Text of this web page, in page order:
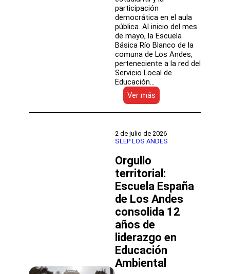
participación
democrática en el aula
pública. Al inicio del mes
de mayo, la Escuela
Básica Río Blanco de la
comuna de Los Andes,
perteneciente a la red del
Servicio Local de
Educación…
Ver más
Referente
internacional
innovación
pedagógica
Gallardo
visita
la
Escuela
Básica
Río
2 de julio de 2026
SLEP LOS ANDES
Orgullo
territorial:
Escuela España
de Los Andes
consolida 12
años de
liderazgo en
Educación
Ambiental